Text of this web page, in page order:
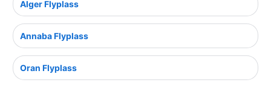
Alger Flyplass
Annaba Flyplass
Oran Flyplass